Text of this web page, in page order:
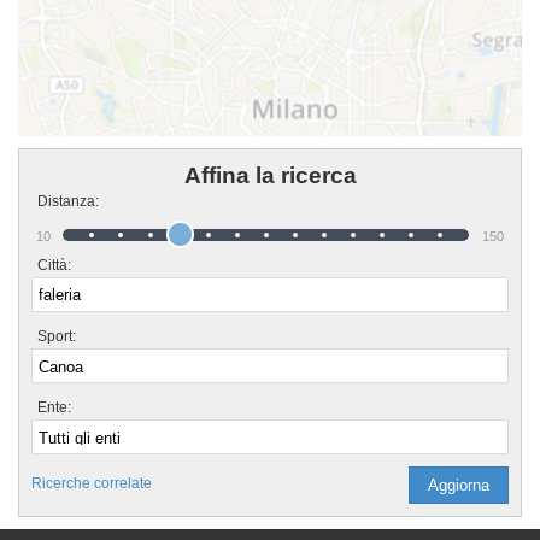
Affina la ricerca
Distanza:
10 150
Città:
Sport:
Ente:
Ricerche correlate